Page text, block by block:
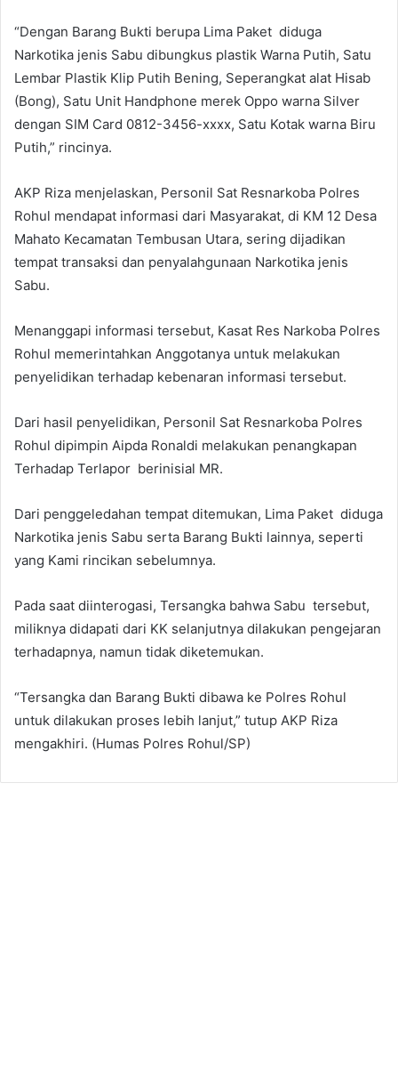
“Dengan Barang Bukti berupa Lima Paket diduga
Narkotika jenis Sabu dibungkus plastik Warna Putih, Satu
Lembar Plastik Klip Putih Bening, Seperangkat alat Hisab
(Bong), Satu Unit Handphone merek Oppo warna Silver
dengan SIM Card 0812-3456-xxxx, Satu Kotak warna Biru
Putih,” rincinya.
AKP Riza menjelaskan, Personil Sat Resnarkoba Polres
Rohul mendapat informasi dari Masyarakat, di KM 12 Desa
Mahato Kecamatan Tembusan Utara, sering dijadikan
tempat transaksi dan penyalahgunaan Narkotika jenis
Sabu.
Menanggapi informasi tersebut, Kasat Res Narkoba Polres
Rohul memerintahkan Anggotanya untuk melakukan
penyelidikan terhadap kebenaran informasi tersebut.
Dari hasil penyelidikan, Personil Sat Resnarkoba Polres
Rohul dipimpin Aipda Ronaldi melakukan penangkapan
Terhadap Terlapor berinisial MR.
Dari penggeledahan tempat ditemukan, Lima Paket diduga
Narkotika jenis Sabu serta Barang Bukti lainnya, seperti
yang Kami rincikan sebelumnya.
Pada saat diinterogasi, Tersangka bahwa Sabu tersebut,
miliknya didapati dari KK selanjutnya dilakukan pengejaran
terhadapnya, namun tidak diketemukan.
“Tersangka dan Barang Bukti dibawa ke Polres Rohul
untuk dilakukan proses lebih lanjut,” tutup AKP Riza
mengakhiri. (Humas Polres Rohul/SP)